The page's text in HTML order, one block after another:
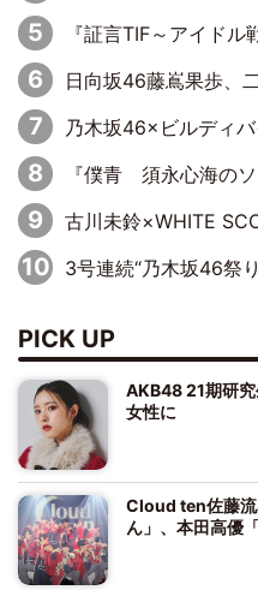
『証言TIF～アイドル戦国時代とはなんだったのか～』第10回：さくら学院・
日向坂46藤嶌果歩、二十歳のサプライズバース
乃木坂46×ビルディバイドTCG Vol.2
『僕青 須永心海のソロ連載』第18回
古川未鈴×WHITE
3号連続“乃木坂46祭り” ラストを飾るのは賀喜遥
PICK UP
AKB48 21期研
女性に
Cloud ten佐藤流
ん」、本田高優